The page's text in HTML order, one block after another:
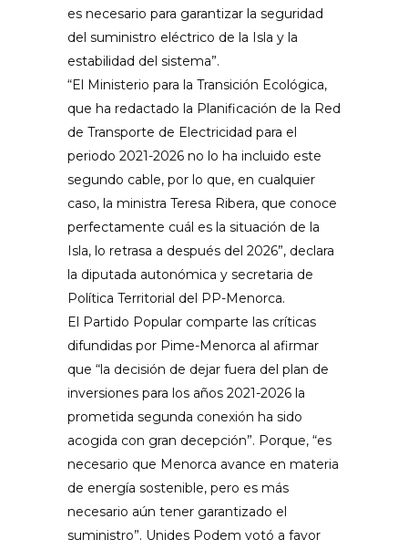
es necesario para garantizar la seguridad
del suministro eléctrico de la Isla y la
estabilidad del sistema”.
“El Ministerio para la Transición Ecológica,
que ha redactado la Planificación de la Red
de Transporte de Electricidad para el
periodo 2021-2026 no lo ha incluido este
segundo cable, por lo que, en cualquier
caso, la ministra Teresa Ribera, que conoce
perfectamente cuál es la situación de la
Isla, lo retrasa a después del 2026”, declara
la diputada autonómica y secretaria de
Política Territorial del PP-Menorca.
El Partido Popular comparte las críticas
difundidas por Pime-Menorca al afirmar
que “la decisión de dejar fuera del plan de
inversiones para los años 2021-2026 la
prometida segunda conexión ha sido
acogida con gran decepción”. Porque, “es
necesario que Menorca avance en materia
de energía sostenible, pero es más
necesario aún tener garantizado el
suministro”. Unides Podem votó a favor